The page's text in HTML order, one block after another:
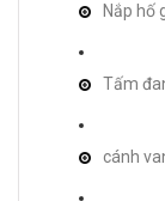
Nắp hố
Tấm
cánh